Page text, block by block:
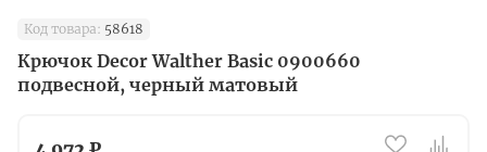
Код товара: 58618
Крючок Decor Walther Basic 0900660
подвесной, черный матовый